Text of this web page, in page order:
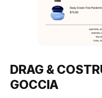
DRAG &
GOCCIA